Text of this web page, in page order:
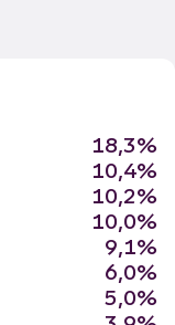
18,3%
10,4%
10,2%
10,0%
9,1%
6,0%
5,0%